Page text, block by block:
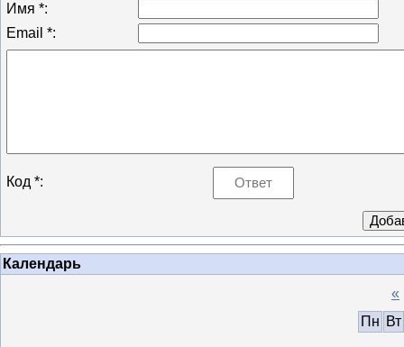
Имя *:
Email *:
Код *:
Календарь
«
Пн Вт